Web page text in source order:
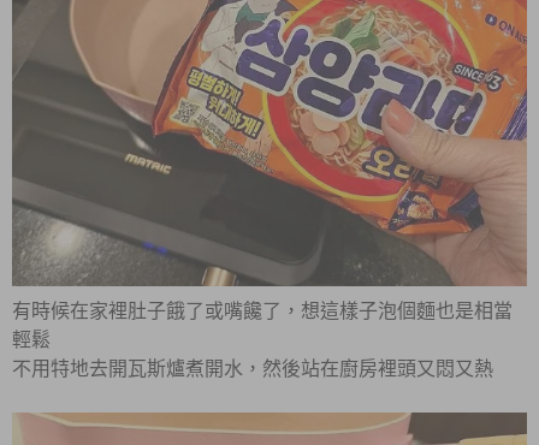
有時候在家裡肚子餓了或嘴饞了，想這樣子泡個麵也是相當
輕鬆
不用特地去開瓦斯爐煮開水，然後站在廚房裡頭又悶又熱